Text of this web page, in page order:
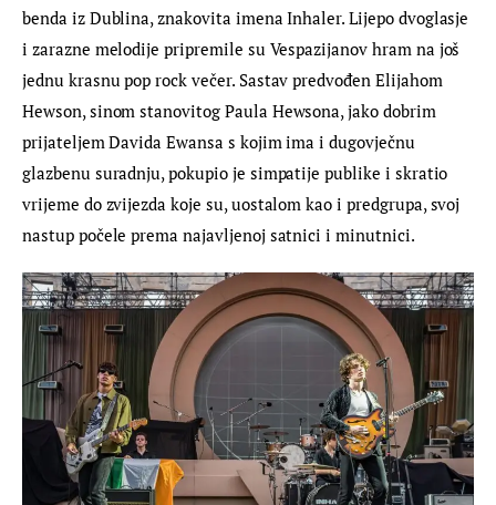
benda iz Dublina, znakovita imena Inhaler. Lijepo dvoglasje
i zarazne melodije pripremile su Vespazijanov hram na još
jednu krasnu pop rock večer. Sastav predvođen Elijahom
Hewson, sinom stanovitog Paula Hewsona, jako dobrim
prijateljem Davida Ewansa s kojim ima i dugovječnu
glazbenu suradnju, pokupio je simpatije publike i skratio
vrijeme do zvijezda koje su, uostalom kao i predgrupa, svoj
nastup počele prema najavljenoj satnici i minutnici.